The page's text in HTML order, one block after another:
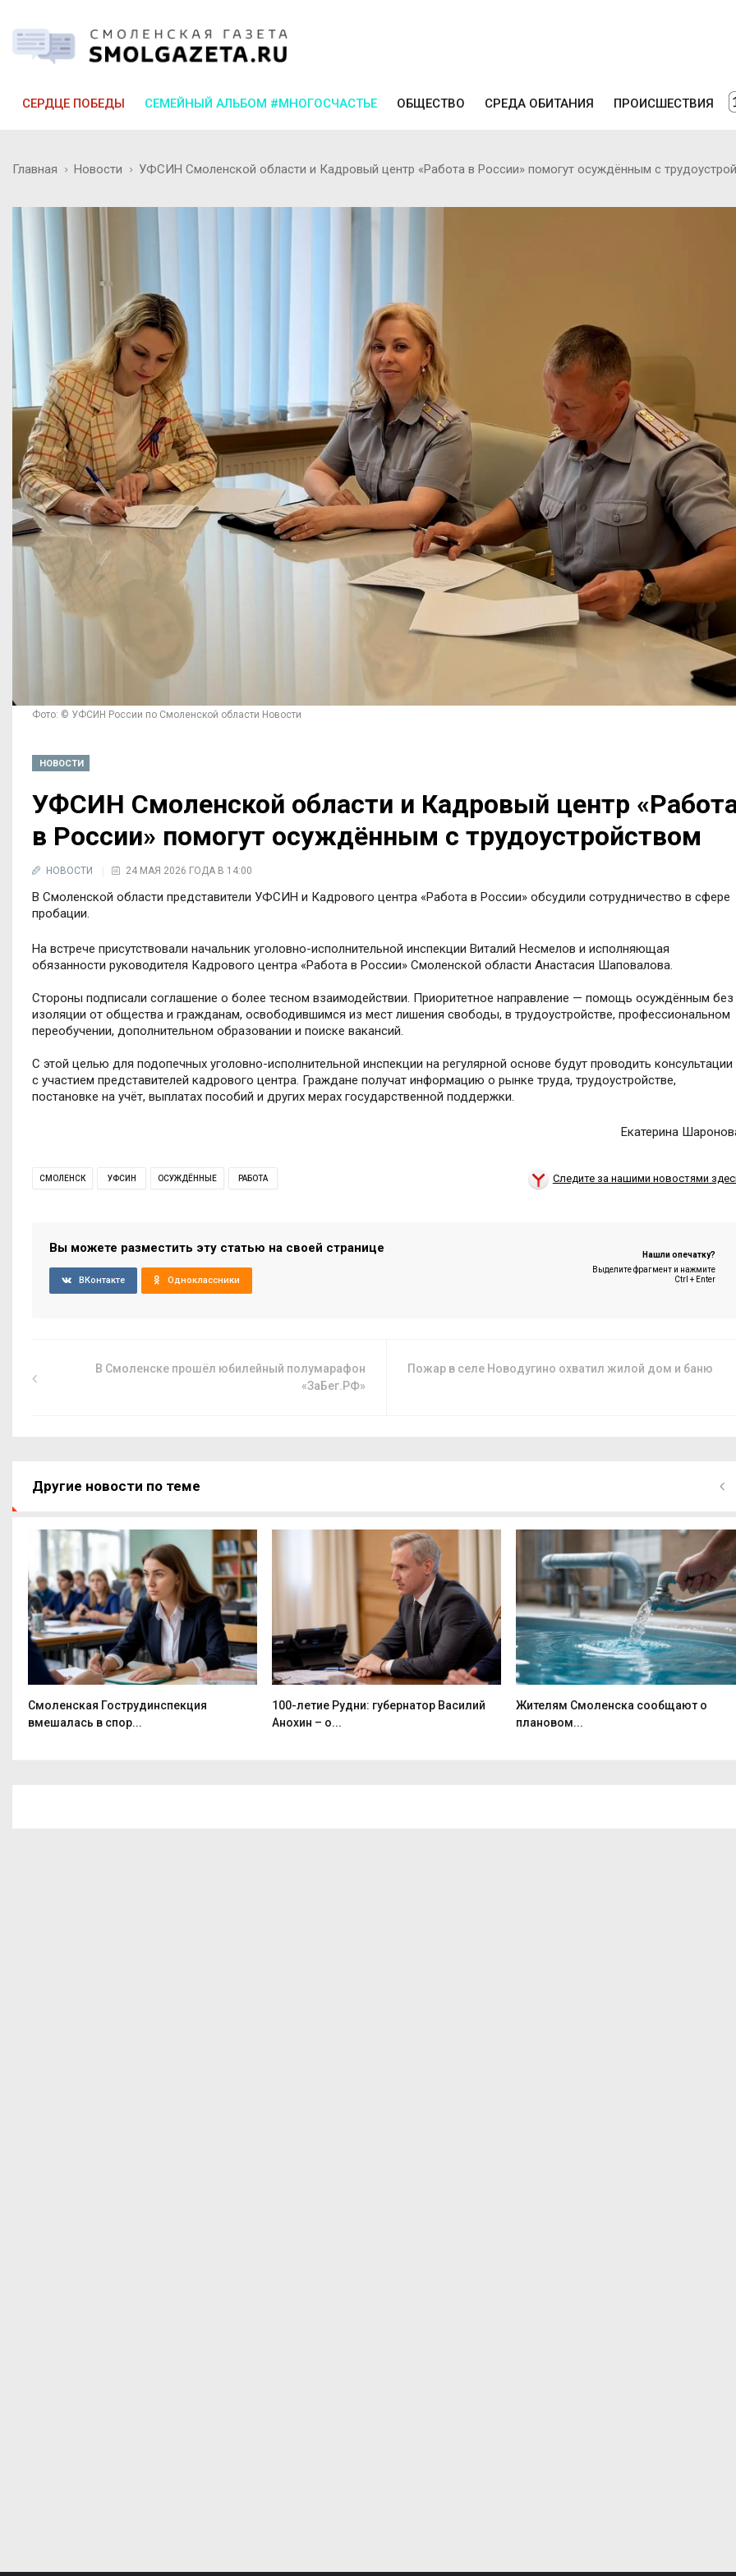
СЕРДЦЕ ПОБЕДЫ СЕМЕЙНЫЙ АЛЬБОМ #МНОГОСЧАСТЬЕ ОБЩЕСТВО СРЕДА ОБИТАНИЯ ПРОИСШЕСТВИЯ
Главная Новости УФСИН Смоленской области и Кадровый центр «Работа в России» помогут осуждённым с
Фото: © УФСИН России по Смоленской области Новости
НОВОСТИ
УФСИН Смоленской области и Кадровый центр
в России» помогут осуждённым с трудоустройством
НОВОСТИ 24 МАЯ 2026 ГОДА В 14:00
В Смоленской области представители УФСИН и Кадрового центра «Работа в России» обсудили сотрудничество в сфере
пробации.
На встрече присутствовали начальник уголовно-исполнительной инспекции Виталий Несмелов и исполняющая
обязанности руководителя Кадрового центра «Работа в России» Смоленской области Анастасия Шаповалова.
Стороны подписали соглашение о более тесном взаимодействии. Приоритетное направление — помощь осуждённым без
изоляции от общества и гражданам, освободившимся из мест лишения свободы, в трудоустройстве, профессиональном
переобучении, дополнительном образовании и поиске вакансий.
С этой целью для подопечных уголовно-исполнительной инспекции на регулярной основе будут проводить консультации
с участием представителей кадрового центра. Граждане получат информацию о рынке труда, трудоустройстве,
постановке на учёт, выплатах пособий и других мерах государственной поддержки.
Екатерина
СМОЛЕНСК УФСИН ОСУЖДЁННЫЕ РАБОТА Следите за нашими новостями
Вы можете разместить эту статью на своей странице
ВКонтакте Одноклассники
Нашли опечатку?
Выделите фрагмент и нажмите
Ctrl + Enter
В Смоленске прошёл юбилейный полумарафон
«ЗаБег.РФ»
Пожар в селе Новодугино охватил жилой дом и баню
Другие новости по теме
Смоленская Гострудинспекция
вмешалась в спор...
100-летие Рудни: губернатор Василий
Анохин – о...
Жителям Смоленска сообщают о
плановом...